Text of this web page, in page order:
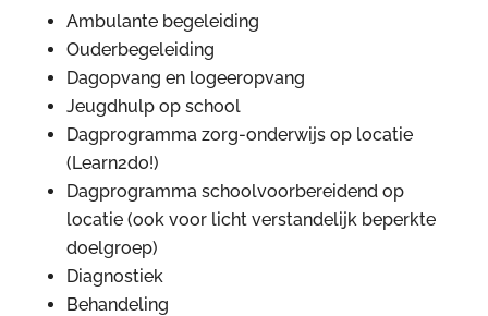
Ambulante begeleiding
Ouderbegeleiding
Dagopvang en logeeropvang
Jeugdhulp op school
Dagprogramma zorg-onderwijs op locatie
(Learn2do!)
Dagprogramma schoolvoorbereidend op
locatie (ook voor licht verstandelijk beperkte
doelgroep)
Diagnostiek
Behandeling